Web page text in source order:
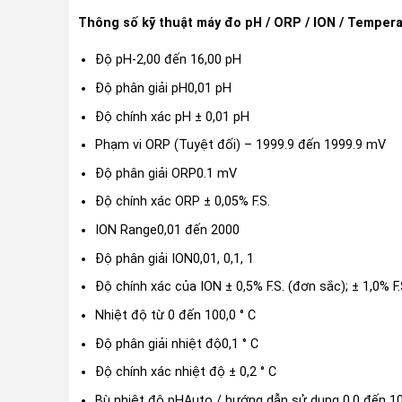
Thông số kỹ thuật máy đo pH / ORP / ION /
Độ pH-2,00 đến 16,00 pH
Độ phân giải pH0,01 pH
Độ chính xác pH ± 0,01 pH
Phạm vi ORP (Tuyệt đối) – 1999.9 đến 1999.9 mV
Độ phân giải ORP0.1 mV
Độ chính xác ORP ± 0,05% F.S.
ION Range0,01 đến 2000
Độ phân giải ION0,01, 0,1, 1
Độ chính xác của ION ± 0,5% F.S. (đơn sắc); ± 1,0%
Nhiệt độ từ 0 đến 100,0 ° C
Độ phân giải nhiệt độ0,1 ° C
Độ chính xác nhiệt độ ± 0,2 ° C